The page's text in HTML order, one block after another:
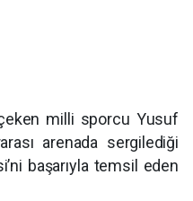
milli sporcu Yusuf
arenada sergilediği
başarıyla temsil eden